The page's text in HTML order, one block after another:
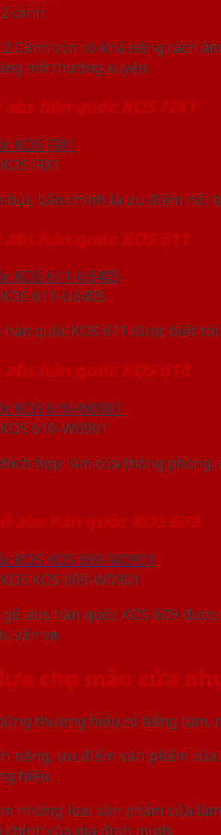
cánh
Cánh còn có khả năng cách
mở thường xuyên.
hàn quốc KOS FIX1
FIX1
bụi, bẩn chính là ưu điểm nổi
hàn quốc KOS 611
611-U6405
quốc KOS 611 được biết
hàn quốc KOS 610
610-W0901
hợp làm cửa thông
abs hàn quốc KOS 609
KOS 609-W0901
abs hàn quốc KOS 609
vặn vẹo.
chọn mẫu cửa
thương hiệu có tiếng
năng, ưu điểm sản phẩm
hiệu
những loại sản phẩm cửa
của gia đình mình.